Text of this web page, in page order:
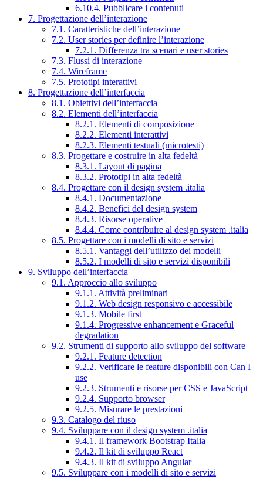
6.10.4. Pubblicare i contenuti
7. Progettazione dell’interazione
7.1. Caratteristiche dell’interazione
7.2. User stories per definire l’interazione
7.2.1. Differenza tra scenari e user stories
7.3. Flussi di interazione
7.4. Wireframe
7.5. Prototipi interattivi
8. Progettazione dell’interfaccia
8.1. Obiettivi dell’interfaccia
8.2. Elementi dell’interfaccia
8.2.1. Elementi di composizione
8.2.2. Elementi interattivi
8.2.3. Elementi testuali (microtesti)
8.3. Progettare e costruire in alta fedeltà
8.3.1. Layout di pagina
8.3.2. Prototipi in alta fedeltà
8.4. Progettare con il design system .italia
8.4.1. Documentazione
8.4.2. Benefici del design system
8.4.3. Risorse operative
8.4.4. Come contribuire al design system .italia
8.5. Progettare con i modelli di sito e servizi
8.5.1. Vantaggi dell’utilizzo dei modelli
8.5.2. I modelli di sito e servizi disponibili
9. Sviluppo dell’interfaccia
9.1. Approccio allo sviluppo
9.1.1. Attività preliminari
9.1.2. Web design responsivo e accessibile
9.1.3. Mobile first
9.1.4. Progressive enhancement e Graceful
degradation
9.2. Strumenti di supporto allo sviluppo del software
9.2.1. Feature detection
9.2.2. Verificare le feature disponibili con Can I
use
9.2.3. Strumenti e risorse per CSS e JavaScript
9.2.4. Supporto browser
9.2.5. Misurare le prestazioni
9.3. Catalogo del riuso
9.4. Sviluppare con il design system .italia
9.4.1. Il framework Bootstrap Italia
9.4.2. Il kit di sviluppo React
9.4.3. Il kit di sviluppo Angular
9.5. Sviluppare con i modelli di sito e servizi